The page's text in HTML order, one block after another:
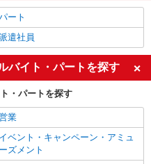
ート
遣社員
バイト・パートを探す
・パートを探す
業
イベント・キャンペーン・アミュ
ーズメント